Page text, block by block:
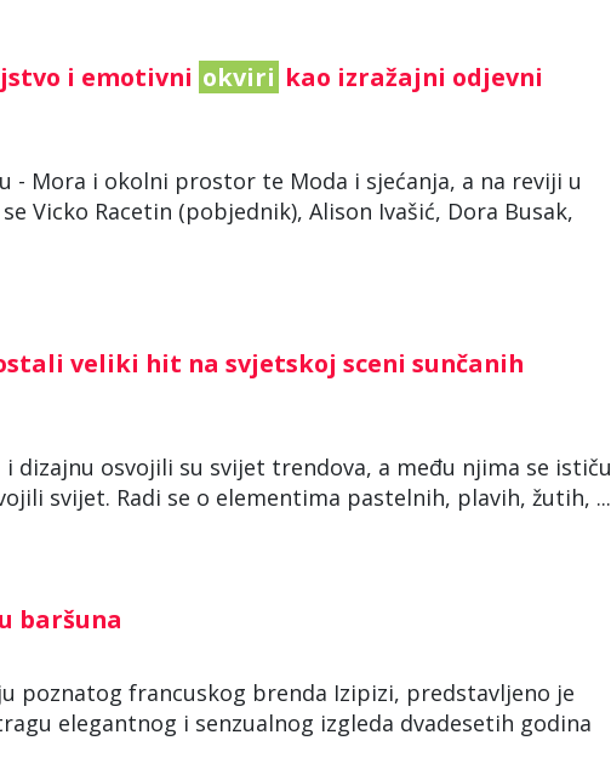
i emotivni okviri kao izražajni odjevni
- Mora i okolni prostor te Moda i sjećanja, a na reviji u
Vicko Racetin (pobjednik), Alison Ivašić, Dora Busak,
veliki hit na svjetskoj sceni sunčanih
dizajnu osvojili su svijet trendova, a među njima se ističu
svijet. Radi se o elementima pastelnih, plavih, žutih, ...
baršuna
poznatog francuskog brenda Izipizi, predstavljeno je
elegantnog i senzualnog izgleda dvadesetih godina